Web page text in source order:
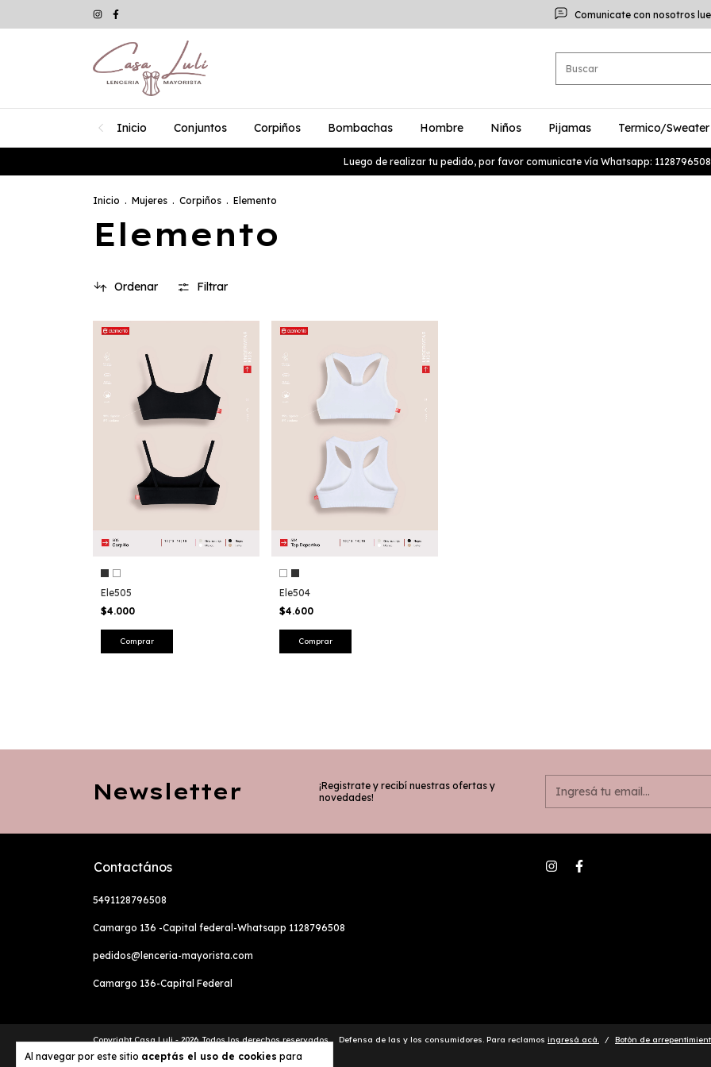
Comunicate con nosotros
Inicio Conjuntos Corpiños Bombachas Hombre Niños Pijamas Termico/Sweater
Luego de realizar tu pedido, por favor comunicate vía Whatsapp:
Al navegar por este sitio aceptás el uso de cookies para
Inicio . Mujeres . Corpiños . Elemento
Elemento
Ordenar Filtrar
Ele505
$4.000
Comprar
Ele504
$4.600
Comprar
Newsletter
¡Registrate y recibí nuestras ofertas y
novedades!
Contactános
5491128796508
Camargo 136 -Capital federal-Whatsapp 1128796508
pedidos@lenceria-mayorista.com
Camargo 136-Capital Federal
Copyright Casa Luli - 2026. Todos los derechos reservados. Defensa de las y los consumidores. Para reclamos ingresá acá. / Botón de